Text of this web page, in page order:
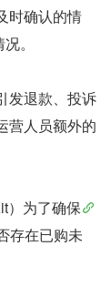
时确认的情
。
发退款、投诉
营人员额外的
）为了确保
存在已购未